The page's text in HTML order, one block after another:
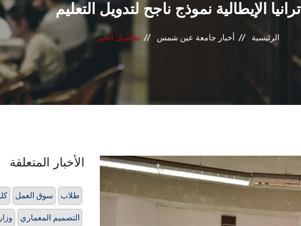
الإيطالية نموذج ناجح لتدويل التعليم
الرئيسية أخبار جامعة عين شمس تفاصيل الخبر
الأخبار المتعلقة
سوق العمل طلاب
التصميم المعماري